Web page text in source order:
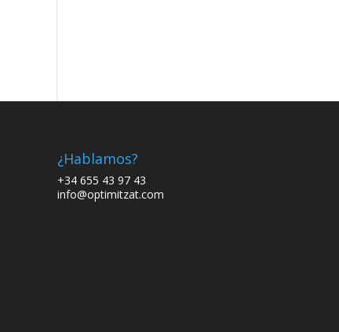
¿Hablamos?
+34 655 43 97 43
info@optimitzat.com